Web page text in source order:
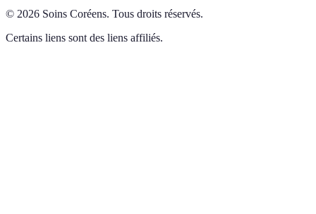
© 2026 Soins Coréens. Tous droits réservés.
Certains liens sont des liens affiliés.